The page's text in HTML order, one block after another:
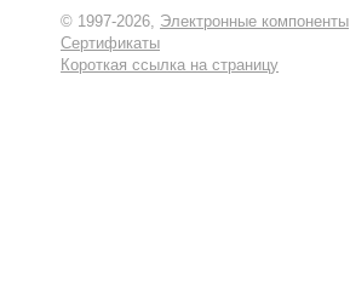
© 1997-2026, Электронные компоненты
Сертификаты
Короткая ссылка на страницу